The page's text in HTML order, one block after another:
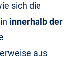
sich die
innerhalb der
aus